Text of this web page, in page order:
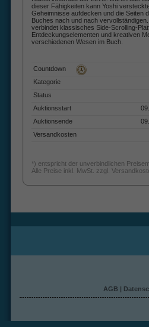
dieser Fähigkeiten kann Yoshi
Geheimnisse aufdecken und die Seiten
Buches nach und nach
verbindet klassisches Side-Scrolling-
Entdeckungselementen und kreativen
verschiedenen Wesen im Buch.
Countdown
Kategorie
Status
Auktionsstart
Auktionsende
Versandkosten
*) entspricht der unverbindlichen
Alle Preise inkl. MwSt. zzgl.
AGB |